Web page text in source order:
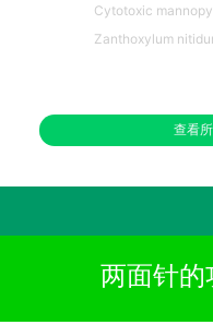
Cytotoxic
Zanthoxylum
查看
两面针的